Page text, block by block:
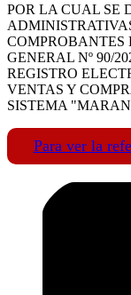
POR LA CUAL SE
COMPROBANTES
GENERAL Nº 90/
REGISTRO
VENTAS Y
SISTEMA
Para ver la